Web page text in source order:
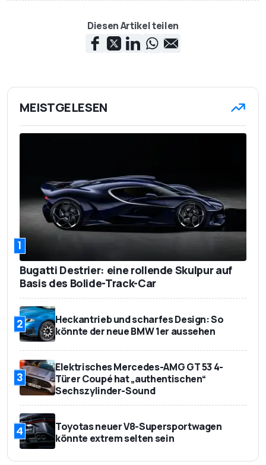
Diesen Artikel teilen
MEISTGELESEN
1
Bugatti Destrier: eine rollende Skulpur auf
Basis des Bolide-Track-Car
2
Heckantrieb und scharfes Design: So
könnte der neue BMW 1er aussehen
3
Elektrisches Mercedes-AMG GT 53 4-
Türer Coupé hat „authentischen“
Sechszylinder-Sound
4
Toyotas neuer V8-Supersportwagen
könnte extrem selten sein